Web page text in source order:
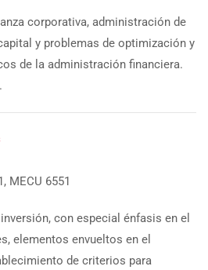
corporativa, administración de
y problemas de optimización y
de la administración financiera.
MECU 6551
con especial énfasis en el
elementos envueltos en el
de criterios para